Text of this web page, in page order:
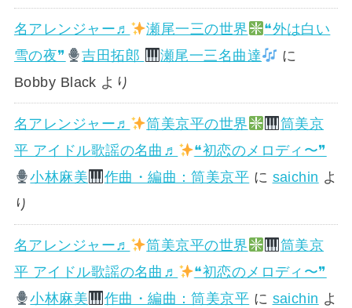
名アレンジャー♬ 瀬尾一三の世界
❝外は白い
雪の夜❞
吉田拓郎 瀬尾一三名曲達
に
Bobby Black より
名アレンジャー♬ 筒美京平の世界
筒美京
平 アイドル歌謡の名曲♬
❝初恋のメロディ〜❞
小林麻美
作曲・編曲：筒美京平 に saichin よ
り
名アレンジャー♬ 筒美京平の世界
筒美京
平 アイドル歌謡の名曲♬
❝初恋のメロディ〜❞
小林麻美
作曲・編曲：筒美京平 に saichin よ